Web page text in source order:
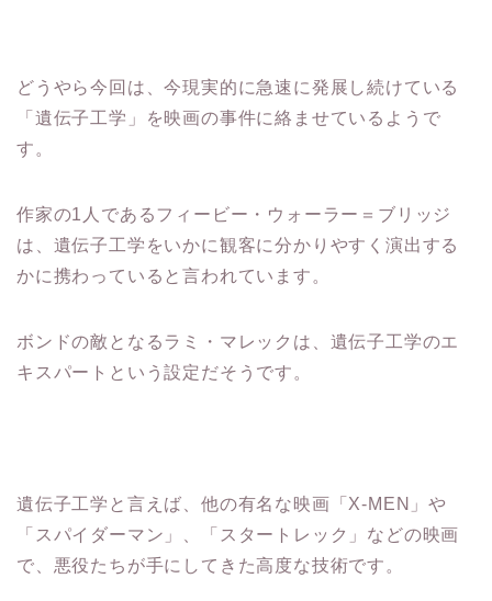
どうやら今回は、今現実的に急速に発展し続けている
「遺伝子工学」を映画の事件に絡ませているようで
す。
作家の1人であるフィービー・ウォーラー＝ブリッジ
は、遺伝子工学をいかに観客に分かりやすく演出する
かに携わっていると言われています。
ボンドの敵となるラミ・マレックは、遺伝子工学のエ
キスパートという設定だそうです。
遺伝子工学と言えば、他の有名な映画「X-MEN」や
「スパイダーマン」、「スタートレック」などの映画
で、悪役たちが手にしてきた高度な技術です。